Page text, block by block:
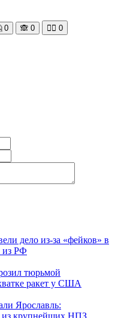
0 🙈 0 🧘‍♀️ 0
дело из-за «фейков» в
из РФ
тюрьмой
ракет у США
Ярославль:
из крупнейших НПЗ